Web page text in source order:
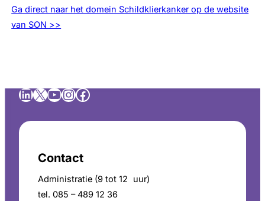
Ga direct naar het domein Schildklierkanker op de website
van SON >>
LinkedIn
X YouTube
Instagram
Facebook
Contact
Administratie (9 tot 12 uur)
tel. 085 – 489 12 36